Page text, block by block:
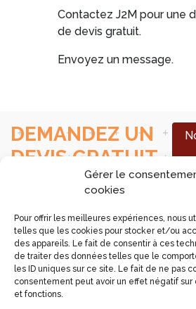
Gérer le
cookies
Pour offrir les meilleures expériences, nous
telles que les cookies pour stocker et/ou
des appareils. Le fait de consentir à ces
de traiter des données telles que le
les ID uniques sur ce site. Le fait de ne pas
consentement peut avoir un effet négatif
et fonctions.
Contactez J2M pour une
de devis gratuit.
Envoyez un message.
DEMANDEZ UN
DEVIS GRATUIT
J2M Mateos - Plombier Chauffagiste à
Beaune /Mentions légales/Politique de
Nous intervenons à proximité deBeaune
Demigny Dijon Gevrey-Chambertin
Saint-Loup-Géanges Santenay Savigny-